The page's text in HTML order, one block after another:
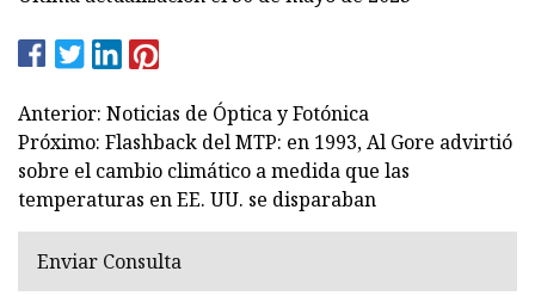
Anterior: Noticias de Óptica y Fotónica
Próximo: Flashback del MTP: en 1993, Al Gore advirtió
sobre el cambio climático a medida que las
temperaturas en EE. UU. se disparaban
Enviar Consulta